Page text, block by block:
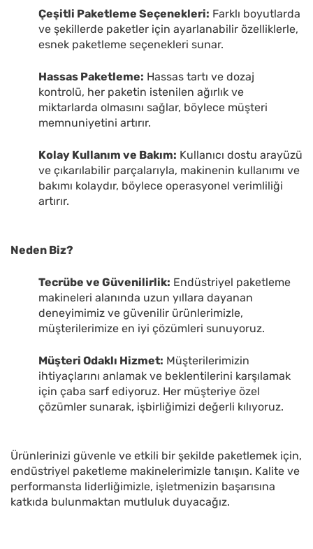
Çeşitli Paketleme Seçenekleri: Farklı boyutlarda
ve şekillerde paketler için ayarlanabilir özelliklerle,
esnek paketleme seçenekleri sunar.
Hassas Paketleme: Hassas tartı ve dozaj
kontrolü, her paketin istenilen ağırlık ve
miktarlarda olmasını sağlar, böylece müşteri
memnuniyetini artırır.
Kolay Kullanım ve Bakım: Kullanıcı dostu arayüzü
ve çıkarılabilir parçalarıyla, makinenin kullanımı ve
bakımı kolaydır, böylece operasyonel verimliliği
artırır.
Neden Biz?
Tecrübe ve Güvenilirlik: Endüstriyel paketleme
makineleri alanında uzun yıllara dayanan
deneyimimiz ve güvenilir ürünlerimizle,
müşterilerimize en iyi çözümleri sunuyoruz.
Müşteri Odaklı Hizmet: Müşterilerimizin
ihtiyaçlarını anlamak ve beklentilerini karşılamak
için çaba sarf ediyoruz. Her müşteriye özel
çözümler sunarak, işbirliğimizi değerli kılıyoruz.
Ürünlerinizi güvenle ve etkili bir şekilde paketlemek için,
endüstriyel paketleme makinelerimizle tanışın. Kalite ve
performansta liderliğimizle, işletmenizin başarısına
katkıda bulunmaktan mutluluk duyacağız.